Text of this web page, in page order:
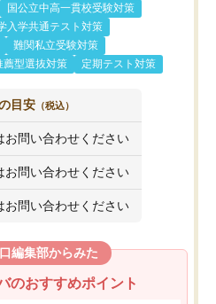
国公立中高一貫校受験対策
入学共通テスト対策
難関私立受験対策
薦型選抜対策
定期テスト対策
目安 （税込）
お問い合わせください
お問い合わせください
お問い合わせください
編集部からみた
のおすすめポイント